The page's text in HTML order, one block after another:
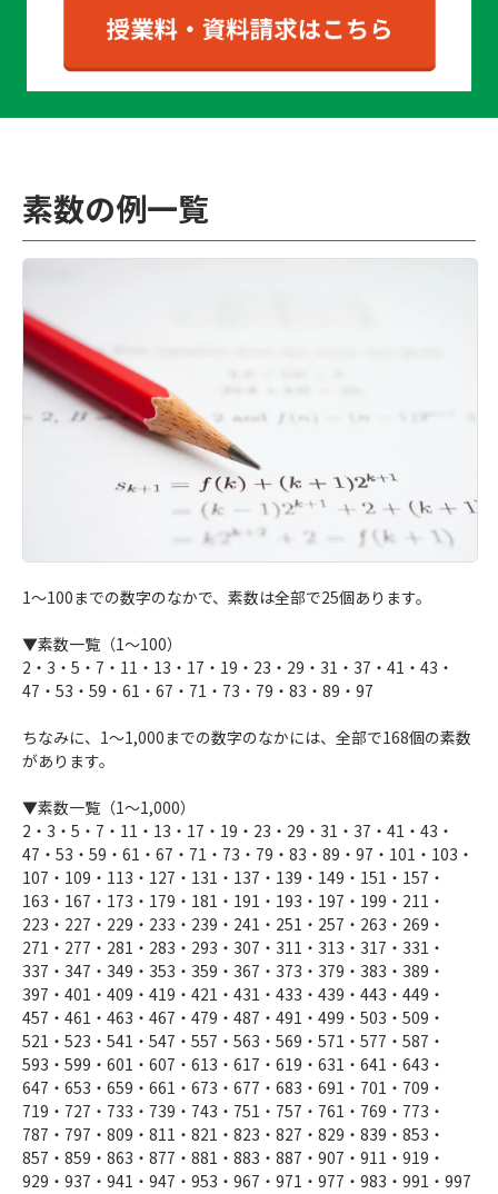
素数の例一覧
1〜100までの数字のなかで、素数は全部で25個あります。
▼素数一覧（1〜100）
2・3・5・7・11・13・17・19・23・29・31・37・41・43・
47・53・59・61・67・71・73・79・83・89・97
ちなみに、1〜1,000までの数字のなかには、全部で168個の素数
があります。
▼素数一覧（1〜1,000）
2・3・5・7・11・13・17・19・23・29・31・37・41・43・
47・53・59・61・67・71・73・79・83・89・97・101・103・
107・109・113・127・131・137・139・149・151・157・
163・167・173・179・181・191・193・197・199・211・
223・227・229・233・239・241・251・257・263・269・
271・277・281・283・293・307・311・313・317・331・
337・347・349・353・359・367・373・379・383・389・
397・401・409・419・421・431・433・439・443・449・
457・461・463・467・479・487・491・499・503・509・
521・523・541・547・557・563・569・571・577・587・
593・599・601・607・613・617・619・631・641・643・
647・653・659・661・673・677・683・691・701・709・
719・727・733・739・743・751・757・761・769・773・
787・797・809・811・821・823・827・829・839・853・
857・859・863・877・881・883・887・907・911・919・
929・937・941・947・953・967・971・977・983・991・997